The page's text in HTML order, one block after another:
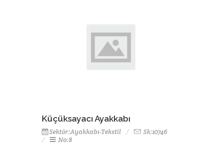
Küçüksayacı Ayakkabı
Sektör:Ayakkabı-Tekstil
Sk:10746
No:8